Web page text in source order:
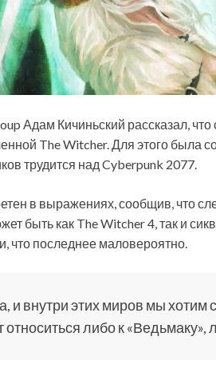
Адам Кичиньский рассказал, что
The Witcher. Для этого была
трудится над Cyberpunk 2077.
в выражениях, сообщив, что
быть как The Witcher 4, так и
что последнее маловероятно.
и внутри этих миров мы
либо к «Ведьмаку»,